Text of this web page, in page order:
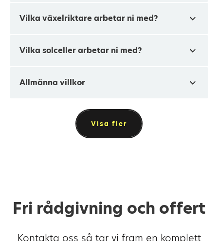
Vilka växelriktare arbetar ni med? expand_more
Vilka solceller arbetar ni med? expand_more
Allmänna villkor expand_more
Visa fler
Fri rådgivning och offert
Kontakta oss så tar vi fram en komplett